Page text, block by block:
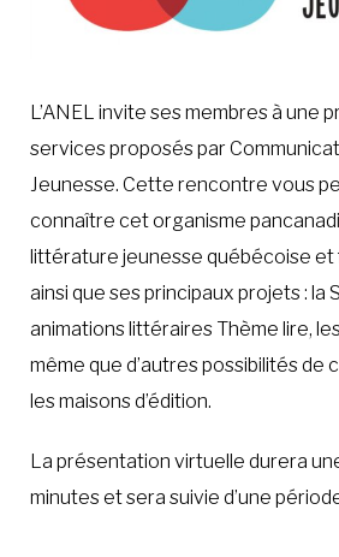
L’ANEL invite ses membres à une
services proposés par
Jeunesse. Cette rencontre vous
connaître cet organisme
littérature jeunesse québécoise
ainsi que ses principaux projets : la
animations littéraires Thème lire,
même que d’autres possibilités de
les maisons d’édition.
La présentation virtuelle durera
minutes et sera suivie d’une